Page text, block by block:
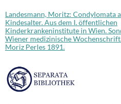
Landesmann, Moritz: Condylomata
Kindesalter. Aus dem I. öffentlichen
Kinderkrankeninstitute in Wien.
Wiener medizinische
Moriz Perles 1891.